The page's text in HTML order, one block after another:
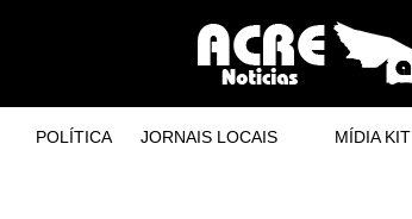
POLÍTICA JORNAIS LOCAIS MÍDIA KIT